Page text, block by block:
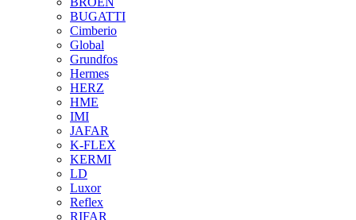
BUGATTI
Cimberio
Global
Grundfos
Hermes
HERZ
HME
IMI
JAFAR
K-FLEX
KERMI
LD
Luxor
Reflex
RIFAR